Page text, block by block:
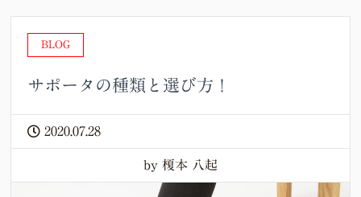
BLOG
サポータの種類と選び方！
2020.07.28
by 榎本 八起